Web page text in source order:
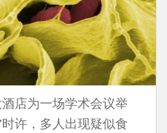
店为一场学术会议举
许，多人出现疑似食